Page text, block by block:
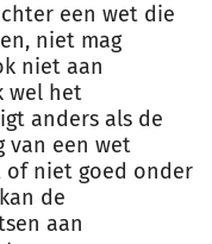
een wet die
niet mag
niet aan
wel het
anders als de
van een wet
of niet goed onder
de
aan